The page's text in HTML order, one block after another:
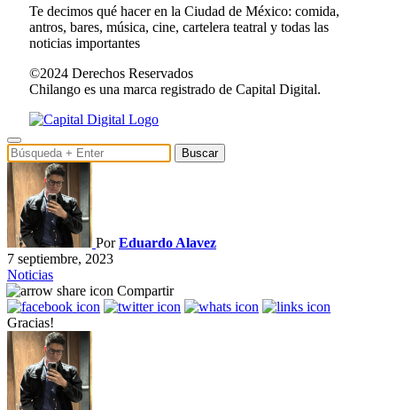
Te decimos qué hacer en la Ciudad de México: comida,
antros, bares, música, cine, cartelera teatral y todas las
noticias importantes
©2024 Derechos Reservados
Chilango es una marca registrado de Capital Digital.
Buscar
PorEduardo Alavez
7 septiembre, 2023
Noticias
Compartir
Gracias!